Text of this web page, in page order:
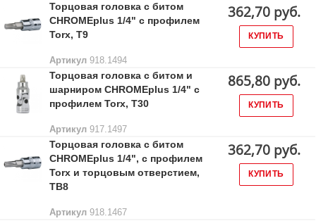
Торцовая головка с битом
CHROMEplus 1/4" с профилем
Torx, T9
Артикул 918.1494
362,70 руб.
КУПИТЬ
Торцовая головка с битом и
шарниром CHROMEplus 1/4" с
профилем Torx, T30
Артикул 917.1497
865,80 руб.
КУПИТЬ
Торцовая головка с битом
CHROMEplus 1/4", с профилем
Torx и торцовым отверстием,
TВ8
Артикул 918.1467
362,70 руб.
КУПИТЬ